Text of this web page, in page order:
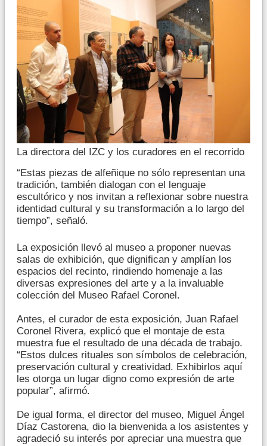
La directora del IZC y los curadores en el recorrido
“Estas piezas de alfeñique no sólo representan una
tradición, también dialogan con el lenguaje
escultórico y nos invitan a reflexionar sobre nuestra
identidad cultural y su transformación a lo largo del
tiempo”, señaló.
La exposición llevó al museo a proponer nuevas
salas de exhibición, que dignifican y amplían los
espacios del recinto, rindiendo homenaje a las
diversas expresiones del arte y a la invaluable
colección del Museo Rafael Coronel.
Antes, el curador de esta exposición, Juan Rafael
Coronel Rivera, explicó que el montaje de esta
muestra fue el resultado de una década de trabajo.
“Estos dulces rituales son símbolos de celebración,
preservación cultural y creatividad. Exhibirlos aquí
les otorga un lugar digno como expresión de arte
popular”, afirmó.
De igual forma, el director del museo, Miguel Ángel
Díaz Castorena, dio la bienvenida a los asistentes y
agradeció su interés por apreciar una muestra que